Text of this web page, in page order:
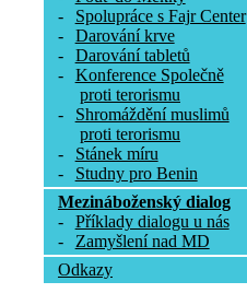
-
Spolupráce s Fajr Center
-
Darování krve
-
Darování tabletů
-
Konference Společně
proti terorismu
-
Shromáždění muslimů
proti terorismu
-
Stánek míru
-
Studny pro Benin
Mezináboženský dialog
-
Příklady dialogu u nás
-
Zamyšlení nad MD
Odkazy